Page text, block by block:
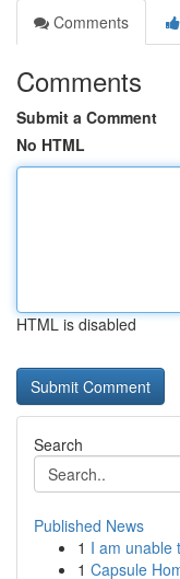
Comments
Comments
Submit a Comment
No HTML
HTML is disabled
Search
Published News
1 I am unable
1 Capsule